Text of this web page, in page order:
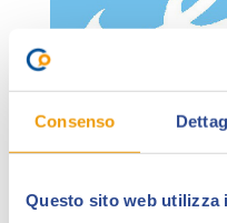
Consenso
Questo sito web utilizza
L’Editoriale Mercuryfa
nell’editoria a fumetti